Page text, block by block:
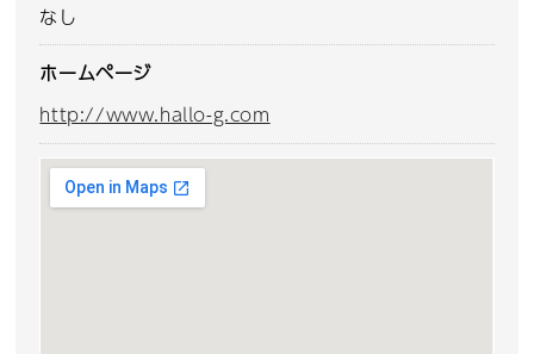
なし
ホームページ
http://www.hallo-g.com